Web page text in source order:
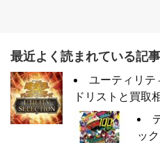
最近よく読まれている記事
ユーティリテ
ドリストと買取
ッ